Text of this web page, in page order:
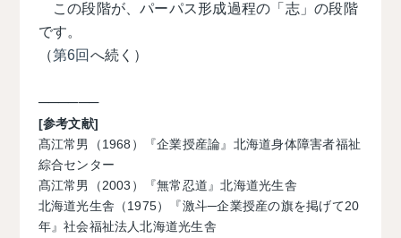
この段階が、パーパス形成過程の「志」の段階
です。
（第6回 へ続く）
──────
[参考文献]
髙江常男（1968）『企業授産論』北海道⾝体障害者福祉
綜合センター
髙江常男（2003）『無常忍道』北海道光⽣舎
北海道光⽣舎（1975）『激⽃─企業授産の旗を掲げて20
年』社会福祉法⼈北海道光⽣舎